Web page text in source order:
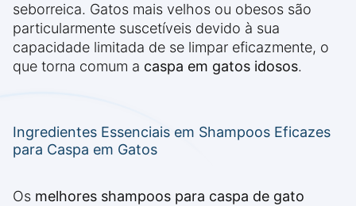
seborreica. Gatos mais velhos ou obesos são
particularmente suscetíveis devido à sua
capacidade limitada de se limpar eficazmente, o
que torna comum a caspa em gatos idosos.
Ingredientes Essenciais em Shampoos Eficazes
para Caspa em Gatos
Os melhores shampoos para caspa de gato